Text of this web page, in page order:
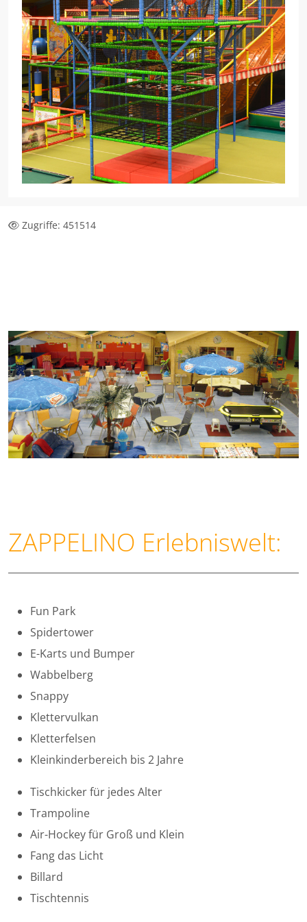
Zugriffe: 451514
ZAPPELINO Erlebniswelt:
Fun Park
Spidertower
E-Karts und Bumper
Wabbelberg
Snappy
Klettervulkan
Kletterfelsen
Kleinkinderbereich bis 2 Jahre
Tischkicker für jedes Alter
Trampoline
Air-Hockey für Groß und Klein
Fang das Licht
Billard
Tischtennis